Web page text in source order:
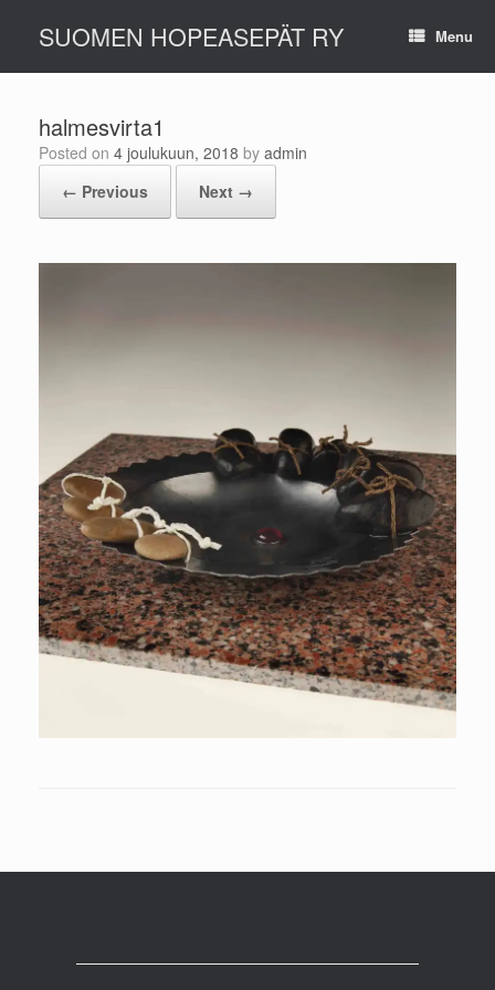
contentSUOMEN HOPEASEPÄT RY Menu
halmesvirta1
Posted on 4 joulukuun, 2018 by admin
← Previous
Next →